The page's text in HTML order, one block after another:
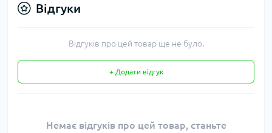
Відгуки
Відгуків про цей товар ще не було.
+ Додати відгук
Немає відгуків про цей товар, станьте